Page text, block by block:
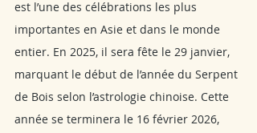
est l’une des célébrations les plus
importantes en Asie et dans le monde
entier. En 2025, il sera fête le 29 janvier,
marquant le début de l’année du Serpent
de Bois selon l’astrologie chinoise. Cette
année se terminera le 16 février 2026,